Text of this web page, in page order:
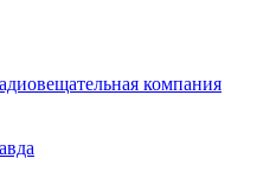
компания